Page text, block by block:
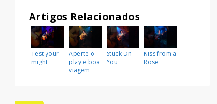
Artigos Relacionados
Test your
might
Aperte o
play e boa
viagem
Stuck On
You
Kiss from a
Rose